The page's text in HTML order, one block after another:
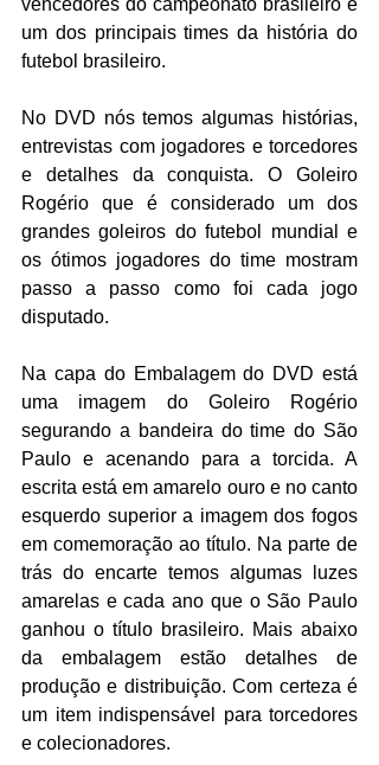
vencedores do campeonato brasileiro e
um dos principais times da história do
futebol brasileiro.
No DVD nós temos algumas histórias,
entrevistas com jogadores e torcedores
e detalhes da conquista. O Goleiro
Rogério que é considerado um dos
grandes goleiros do futebol mundial e
os ótimos jogadores do time mostram
passo a passo como foi cada jogo
disputado.
Na capa do Embalagem do DVD está
uma imagem do Goleiro Rogério
segurando a bandeira do time do São
Paulo e acenando para a torcida. A
escrita está em amarelo ouro e no canto
esquerdo superior a imagem dos fogos
em comemoração ao título. Na parte de
trás do encarte temos algumas luzes
amarelas e cada ano que o São Paulo
ganhou o título brasileiro. Mais abaixo
da embalagem estão detalhes de
produção e distribuição. Com certeza é
um item indispensável para torcedores
e colecionadores.